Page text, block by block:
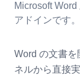
Microsoft
アドインです。
Word の文書
ネルから直接